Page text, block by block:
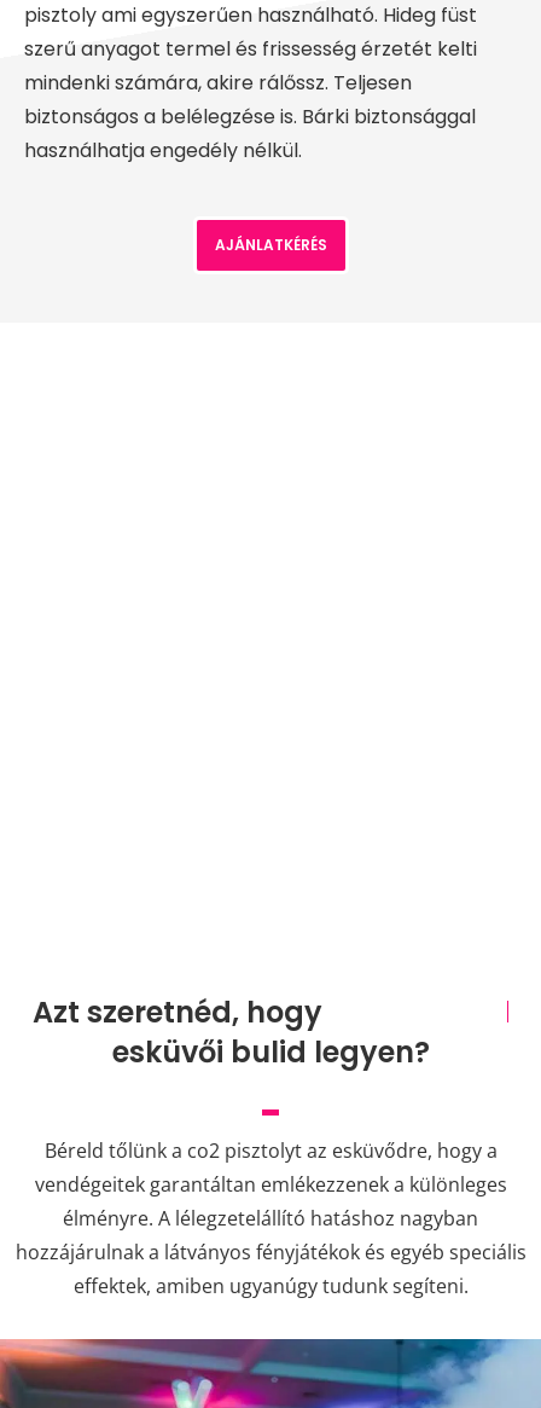
pisztoly ami egyszerűen használható. Hideg füst
szerű anyagot termel és frissesség érzetét kelti
mindenki számára, akire rálőssz. Teljesen
biztonságos a belélegzése is. Bárki biztonsággal
használhatja engedély nélkül.
AJÁNLATKÉRÉS
Azt szeretnéd, hogy áe
esküvői bulid legyen?
Béreld tőlünk a co2 pisztolyt az esküvődre, hogy a
vendégeitek garantáltan emlékezzenek a különleges
élményre. A lélegzetelállító hatáshoz nagyban
hozzájárulnak a látványos fényjátékok és egyéb speciális
effektek, amiben ugyanúgy tudunk segíteni.